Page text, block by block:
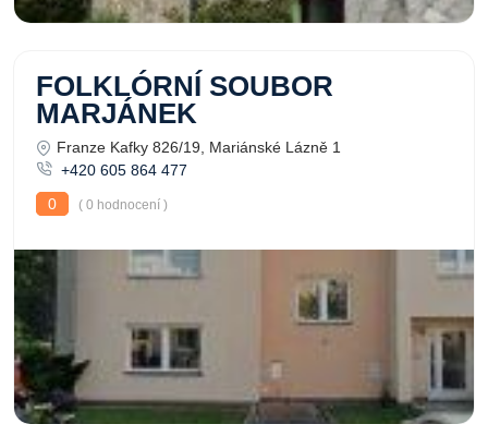
FOLKLÓRNÍ SOUBOR
MARJÁNEK
Franze Kafky 826/19, Mariánské Lázně 1
+420 605 864 477
0
( 0 hodnocení )